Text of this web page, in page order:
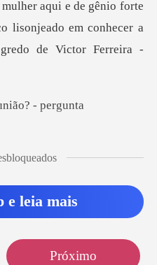
lisonjeado em conhecer a
e leia mais
Próximo